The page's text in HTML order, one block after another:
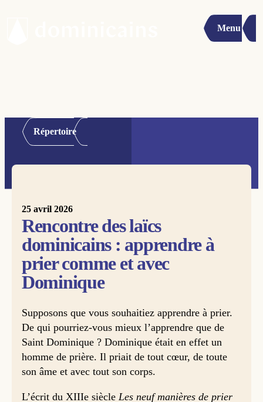
Menu
Répertoire
25 avril 2026
Rencontre des laïcs
dominicains : apprendre à
prier comme et avec
Dominique
Supposons que vous souhaitiez apprendre à prier.
De qui pourriez-vous mieux l’apprendre que de
Saint Dominique ? Dominique était en effet un
homme de prière. Il priait de tout cœur, de toute
son âme et avec tout son corps.
L’écrit du XIIIe siècle Les neuf manières de prier